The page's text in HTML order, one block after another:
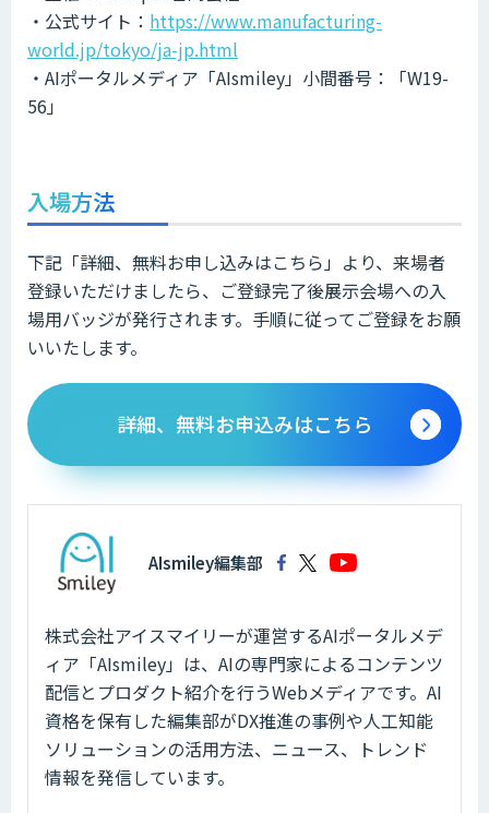
・公式サイト： https://www.manufacturing-
world.jp/tokyo/ja-jp.html
・AIポータルメディア「AIsmiley」小間番号：「W19-
56」
入場方法
下記「詳細、無料お申し込みはこちら」より、来場者
登録いただけましたら、ご登録完了後展示会場への入
場用バッジが発行されます。手順に従ってご登録をお願
いいたします。
詳細、無料お申込みはこちら
AIsmiley編集部
株式会社アイスマイリーが運営するAIポータルメデ
ィア「AIsmiley」は、AIの専門家によるコンテンツ
配信とプロダクト紹介を行うWebメディアです。AI
資格を保有した編集部がDX推進の事例や人工知能
ソリューションの活用方法、ニュース、トレンド
情報を発信しています。